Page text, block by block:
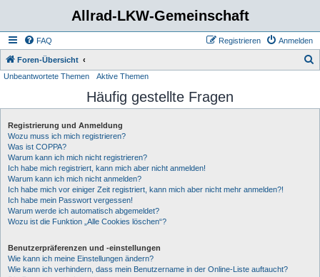
Allrad-LKW-Gemeinschaft
FAQ Anmelden
Registrieren
Foren-Übersicht
h
Unbeantwortete Themen Aktive Themen
Häufig gestellte Fragen
Registrierung und Anmeldung
Wozu muss ich mich registrieren?
Was ist COPPA?
Warum kann ich mich nicht registrieren?
Ich habe mich registriert, kann mich aber nicht anmelden!
Warum kann ich mich nicht anmelden?
Ich habe mich vor einiger Zeit registriert, kann mich aber nicht mehr anmelden?!
Ich habe mein Passwort vergessen!
Warum werde ich automatisch abgemeldet?
Wozu ist die Funktion „Alle Cookies löschen“?
Benutzerpräferenzen und -einstellungen
Wie kann ich meine Einstellungen ändern?
Wie kann ich verhindern, dass mein Benutzername in der Online-Liste auftaucht?